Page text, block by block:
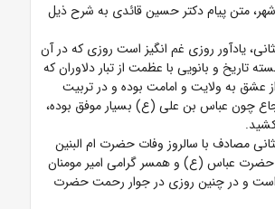
متن پیام دکتر حسین قائدی به شرح ذیل
یادآور روزی غم انگیز است روزی که در آن
تاریخ و بانویی با عظمت از تبار دلاوران که
از عشق به ولایت و امامت بوده و در تربیت
چون عباس بن علی (ع) بسیار موفق بوده،
مصادف با سالروز وفات حضرت ام البنین
حضرت عباس (ع) و همسر گرامی امیر مومنان
و در چنین روزی در جوار رحمت حضرت